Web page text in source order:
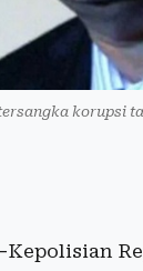
korupsi
Kepolisian